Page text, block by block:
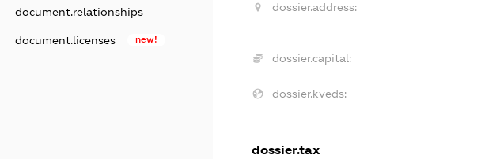
document.relationships
document.licenses new!
dossier.address:
dossier.capital:
dossier.kveds:
dossier.tax